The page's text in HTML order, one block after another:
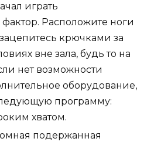
играть
Расположите ноги
крючками за
вне зала, будь то на
нет возможности
оборудование,
программу:
хватом.
подержанная